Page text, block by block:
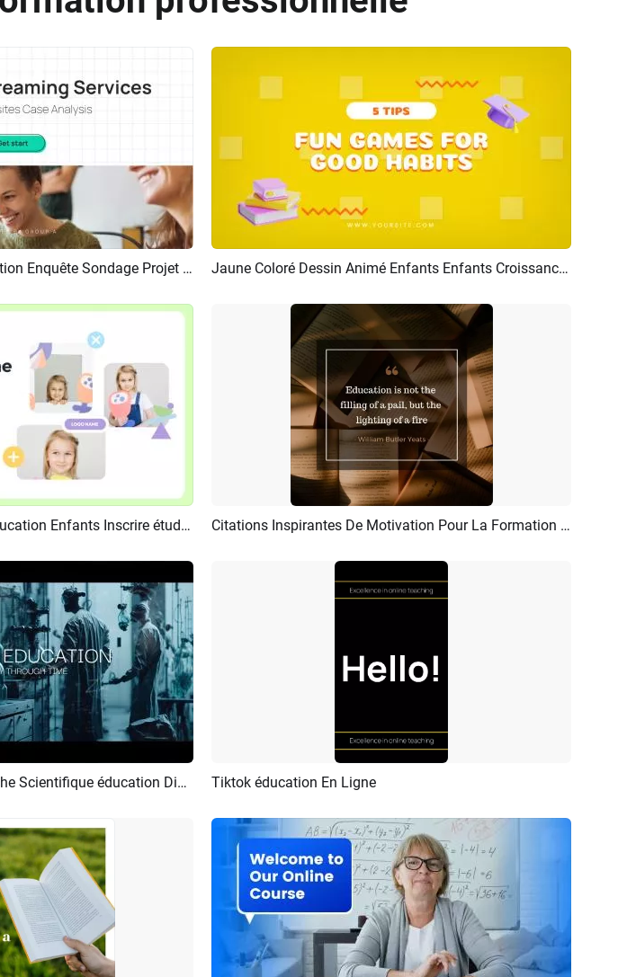
Créer IA Grille Blanche Verte éducation Enquête Sondage Projet Groupe étudiants Aperçu Créer IA Jaune Coloré Dessin Animé Enfants Enfants Croissance éducation Habitudes Conseils étapes
Créer IA Dessin Animé Moderne éducation Enfants Inscrire étudiant Intro Aperçu Personnaliser Citations Inspirantes De Motivation Pour La Formation Des Enseignants
Créer IA Technologie Style Recherche Scientifique éducation Diapositives Bande Annonce Introduction Diaporama Aperçu
Tiktok éducation En Ligne